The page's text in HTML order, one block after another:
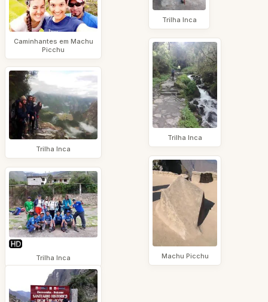
Caminhantes em Machu
Picchu
Trilha Inca
Trilha Inca
Trilha Inca
Trilha Inca
Machu Picchu